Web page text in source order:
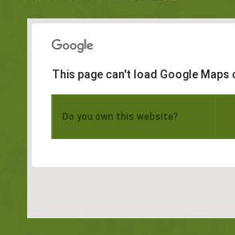
This page can't load Google Maps
Do you own this website?